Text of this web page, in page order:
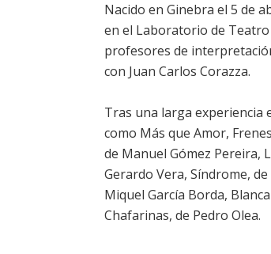
Nacido en Ginebra el 5 de
en el Laboratorio de
profesores de
con Juan Carlos Corazza.
Tras una larga experiencia
como Más que Amor,
de Manuel Gómez Pereira,
Gerardo Vera, Síndrome,
Miquel García Borda,
Chafarinas, de Pedro Olea.